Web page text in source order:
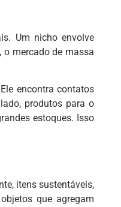
Um nicho envolve
o mercado de massa
encontra contatos
produtos para o
estoques. Isso
itens sustentáveis,
que agregam